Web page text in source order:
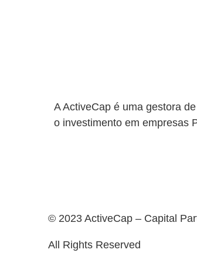
A ActiveCap é uma gestora
o investimento em empresas
© 2023 ActiveCap – Capital
All Rights Reserved